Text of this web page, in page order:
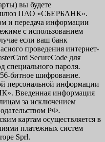
вы будете
шлюз ПАО «СБЕРБАНК».
и передача информации
с использованием
если ваш банк
проведения интернет-
SecureCode для
специального пароля.
битное шифрование.
персональной информации
Введенная информация
за исключением
РФ.
картам осуществляется в
платежных систем
Sprl.